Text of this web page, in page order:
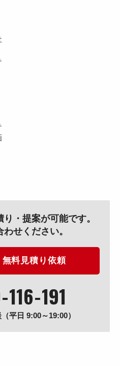
・提案が可能です。
せください。
料見積り依頼
-116-191
平日 9:00～19:00）